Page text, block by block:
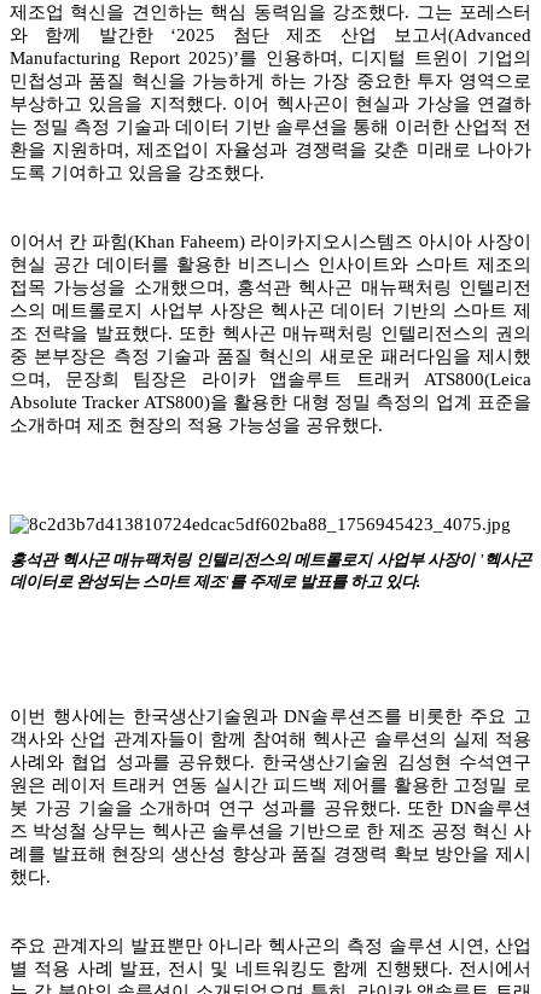
제조업 혁신을 견인하는 핵심 동력임을 강조했다. 그는 포레스터
와 함께 발간한 ‘2025 첨단 제조 산업 보고서(Advanced
Manufacturing Report 2025)’를 인용하며, 디지털 트윈이 기업의
민첩성과 품질 혁신을 가능하게 하는 가장 중요한 투자 영역으로
부상하고 있음을 지적했다. 이어 헥사곤이 현실과 가상을 연결하
는 정밀 측정 기술과 데이터 기반 솔루션을 통해 이러한 산업적 전
환을 지원하며, 제조업이 자율성과 경쟁력을 갖춘 미래로 나아가
도록 기여하고 있음을 강조했다.
이어서 칸 파힘(Khan Faheem) 라이카지오시스템즈 아시아 사장이
현실 공간 데이터를 활용한 비즈니스 인사이트와 스마트 제조의
접목 가능성을 소개했으며, 홍석관 헥사곤 매뉴팩처링 인텔리전
스의 메트롤로지 사업부 사장은 헥사곤 데이터 기반의 스마트 제
조 전략을 발표했다. 또한 헥사곤 매뉴팩처링 인텔리전스의 권의
중 본부장은 측정 기술과 품질 혁신의 새로운 패러다임을 제시했
으며, 문장희 팀장은 라이카 앱솔루트 트래커 ATS800(Leica
Absolute Tracker ATS800)을 활용한 대형 정밀 측정의 업계 표준을
소개하며 제조 현장의 적용 가능성을 공유했다.
홍석관 헥사곤 매뉴팩처링 인텔리전스의 메트롤로지 사업부 사장이 '헥사곤
데이터로 완성되는 스마트 제조'를 주제로 발표를 하고 있다.
이번 행사에는 한국생산기술원과 DN솔루션즈를 비롯한 주요 고
객사와 산업 관계자들이 함께 참여해 헥사곤 솔루션의 실제 적용
사례와 협업 성과를 공유했다. 한국생산기술원 김성현 수석연구
원은 레이저 트래커 연동 실시간 피드백 제어를 활용한 고정밀 로
봇 가공 기술을 소개하며 연구 성과를 공유했다. 또한 DN솔루션
즈 박성철 상무는 헥사곤 솔루션을 기반으로 한 제조 공정 혁신 사
례를 발표해 현장의 생산성 향상과 품질 경쟁력 확보 방안을 제시
했다.
주요 관계자의 발표뿐만 아니라 헥사곤의 측정 솔루션 시연, 산업
별 적용 사례 발표, 전시 및 네트워킹도 함께 진행됐다. 전시에서